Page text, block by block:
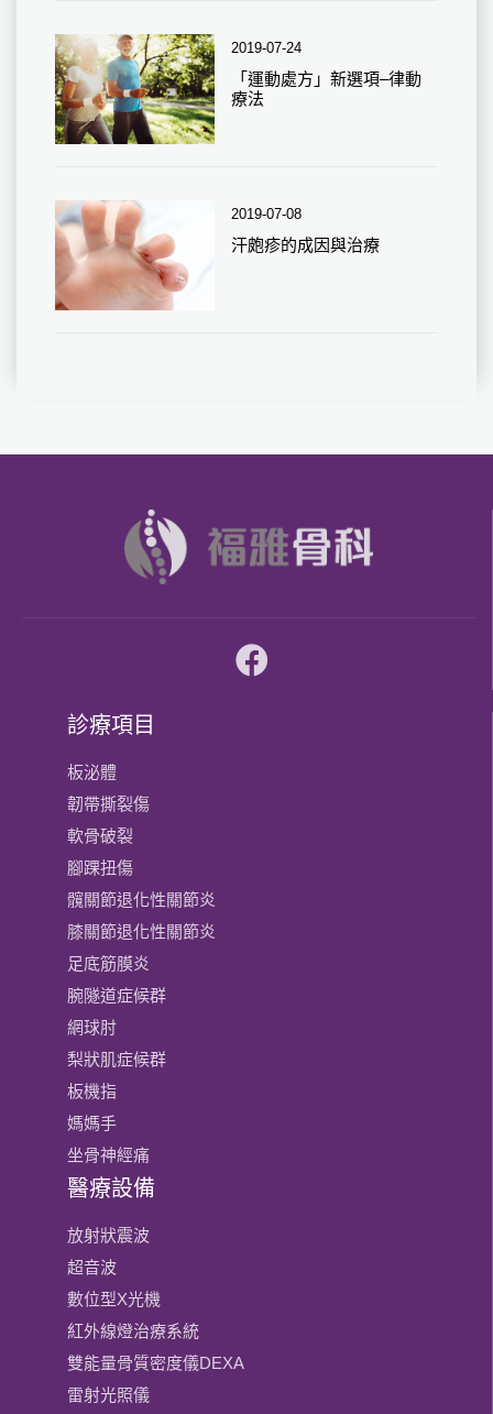
2019-07-24
「運動處方」新選項–律動
療法
2019-07-08
汗皰疹的成因與治療
診療項目
板泌體
韌帶撕裂傷
軟骨破裂
腳踝扭傷
髖關節退化性關節炎
膝關節​退化性關節炎
足底筋膜炎
腕隧道症候群
網球肘
梨狀肌症候群
板機指
媽媽手
坐骨神經痛
醫療設備
放射狀震波
超音波
數位型X光機
紅外線燈治療系統
雙能量骨質密度儀DEXA
雷射光照儀